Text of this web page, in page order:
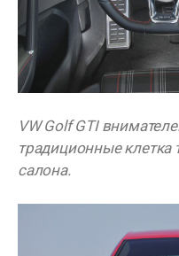
VW Golf GTI
традиционные клетка
салона.